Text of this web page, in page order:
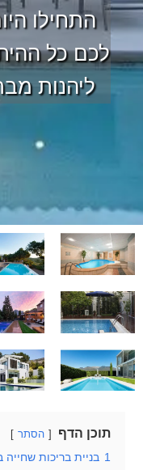
התחילו
לכם כל
ליהנות
תוכן הדף הסתר
1 בניית בריכות שחייה